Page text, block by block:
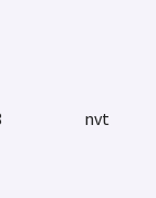
nvt